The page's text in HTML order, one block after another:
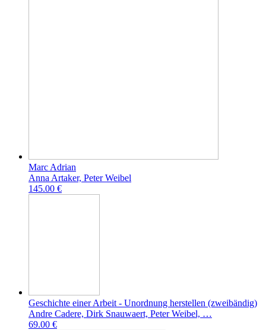
Marc Adrian
Anna Artaker, Peter Weibel
145.00 €
Geschichte einer Arbeit - Unordnung herstellen (zweibändig)
Andre Cadere, Dirk Snauwaert, Peter Weibel, …
69.00 €